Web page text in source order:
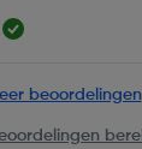
beoordelingen